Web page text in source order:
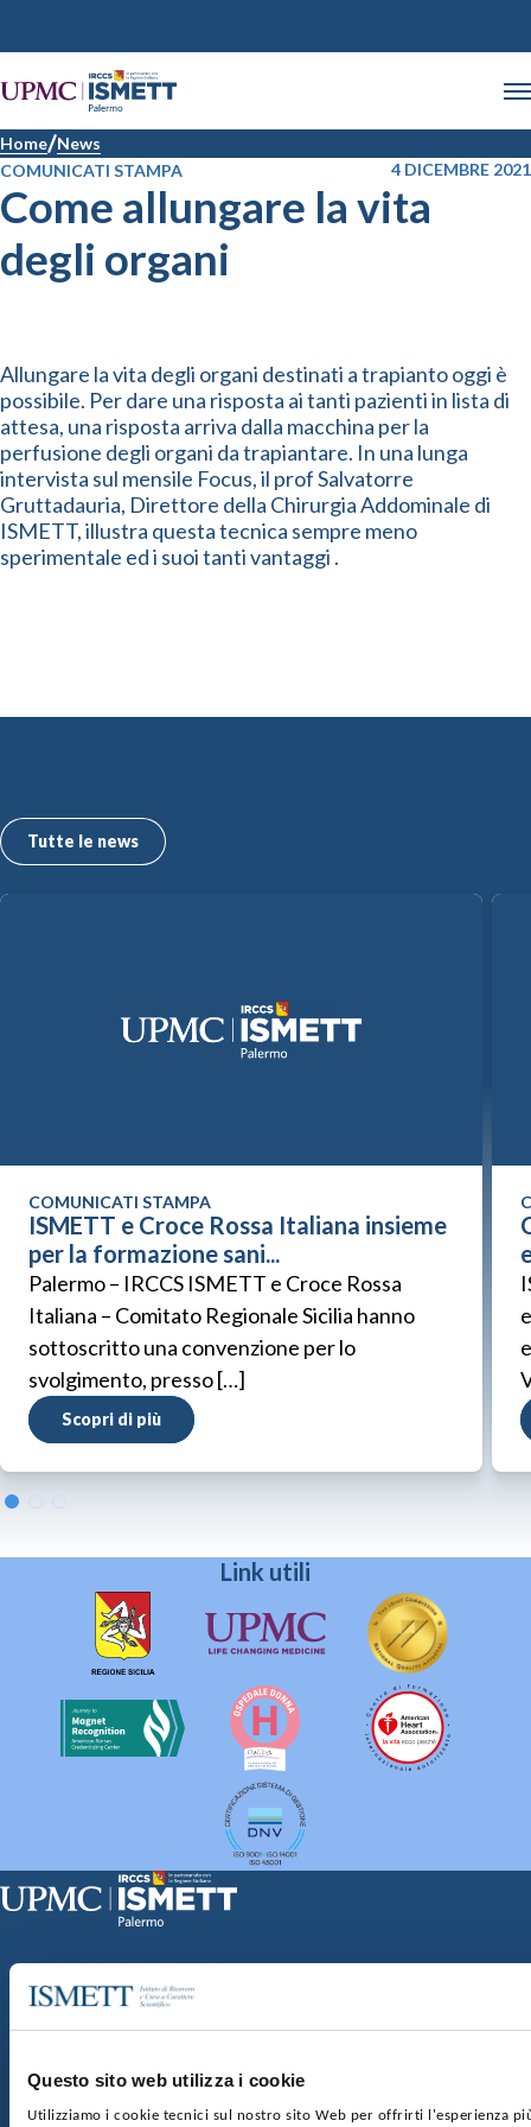
Questo sito web utilizza i cookie
Utilizziamo i cookie tecnici sul nostro sito Web per offrirti l'esperienza
Home News
COMUNICATI STAMPA
4 DICEMBRE 2021
Come allungare la vita
degli organi
Allungare la vita degli organi destinati a trapianto oggi è
possibile. Per dare una risposta ai tanti pazienti in lista di
attesa, una risposta arriva dalla macchina per la
perfusione degli organi da trapiantare. In una lunga
intervista sul mensile Focus, il prof Salvatorre
Gruttadauria, Direttore della Chirurgia Addominale di
ISMETT, illustra questa tecnica sempre meno
sperimentale ed i suoi tanti vantaggi .
Tutte le news
COMUNICATI STAMPA
ISMETT e Croce Rossa Italiana insieme
per la formazione sani...
Palermo – IRCCS ISMETT e Croce Rossa
Italiana – Comitato Regionale Sicilia hanno
sottoscritto una convenzione per lo
svolgimento, presso […]
Scopri di più
Link utili
Via Discesa dei Giudici 4 90133 Palermo
nr. REA PA-201818 P.I. 04544550827